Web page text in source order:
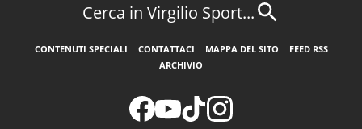
Cerca in Virgilio Sport...
CONTENUTI SPECIALI CONTATTACI MAPPA DEL SITO
FEED RSS
ARCHIVIO